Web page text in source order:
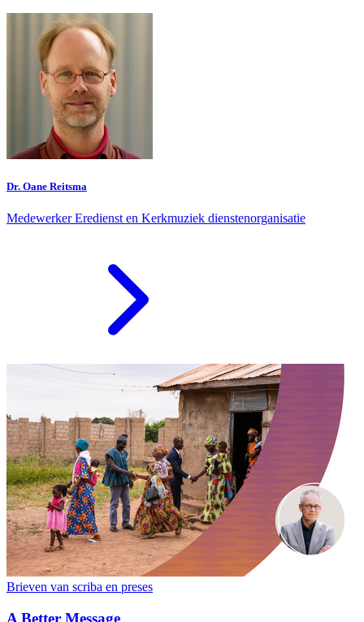
Dr. Oane Reitsma
Medewerker Eredienst en Kerkmuziek dienstenorganisatie
Brieven van scriba en preses
A Better Message